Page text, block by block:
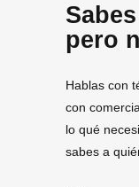
pero
Hablas con
con
lo qué
sabes a